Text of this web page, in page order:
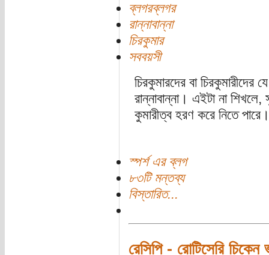
ব্লগরব্লগর
রান্নাবান্না
চিরকুমার
সববয়সী
চিরকুমারদের বা চিরকুমারীদের
রান্নাবান্না। এইটা না
কুমারীত্ব হরণ করে নিতে
স্পর্শ এর ব্লগ
৮৩টি মন্তব্য
বিস্তারিত...
রেসিপি - রোটিসেরি চিকেন